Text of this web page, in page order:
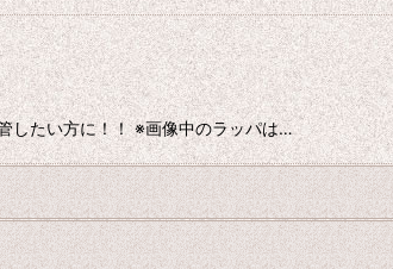
したい方に！！ ※画像中のラッパは…